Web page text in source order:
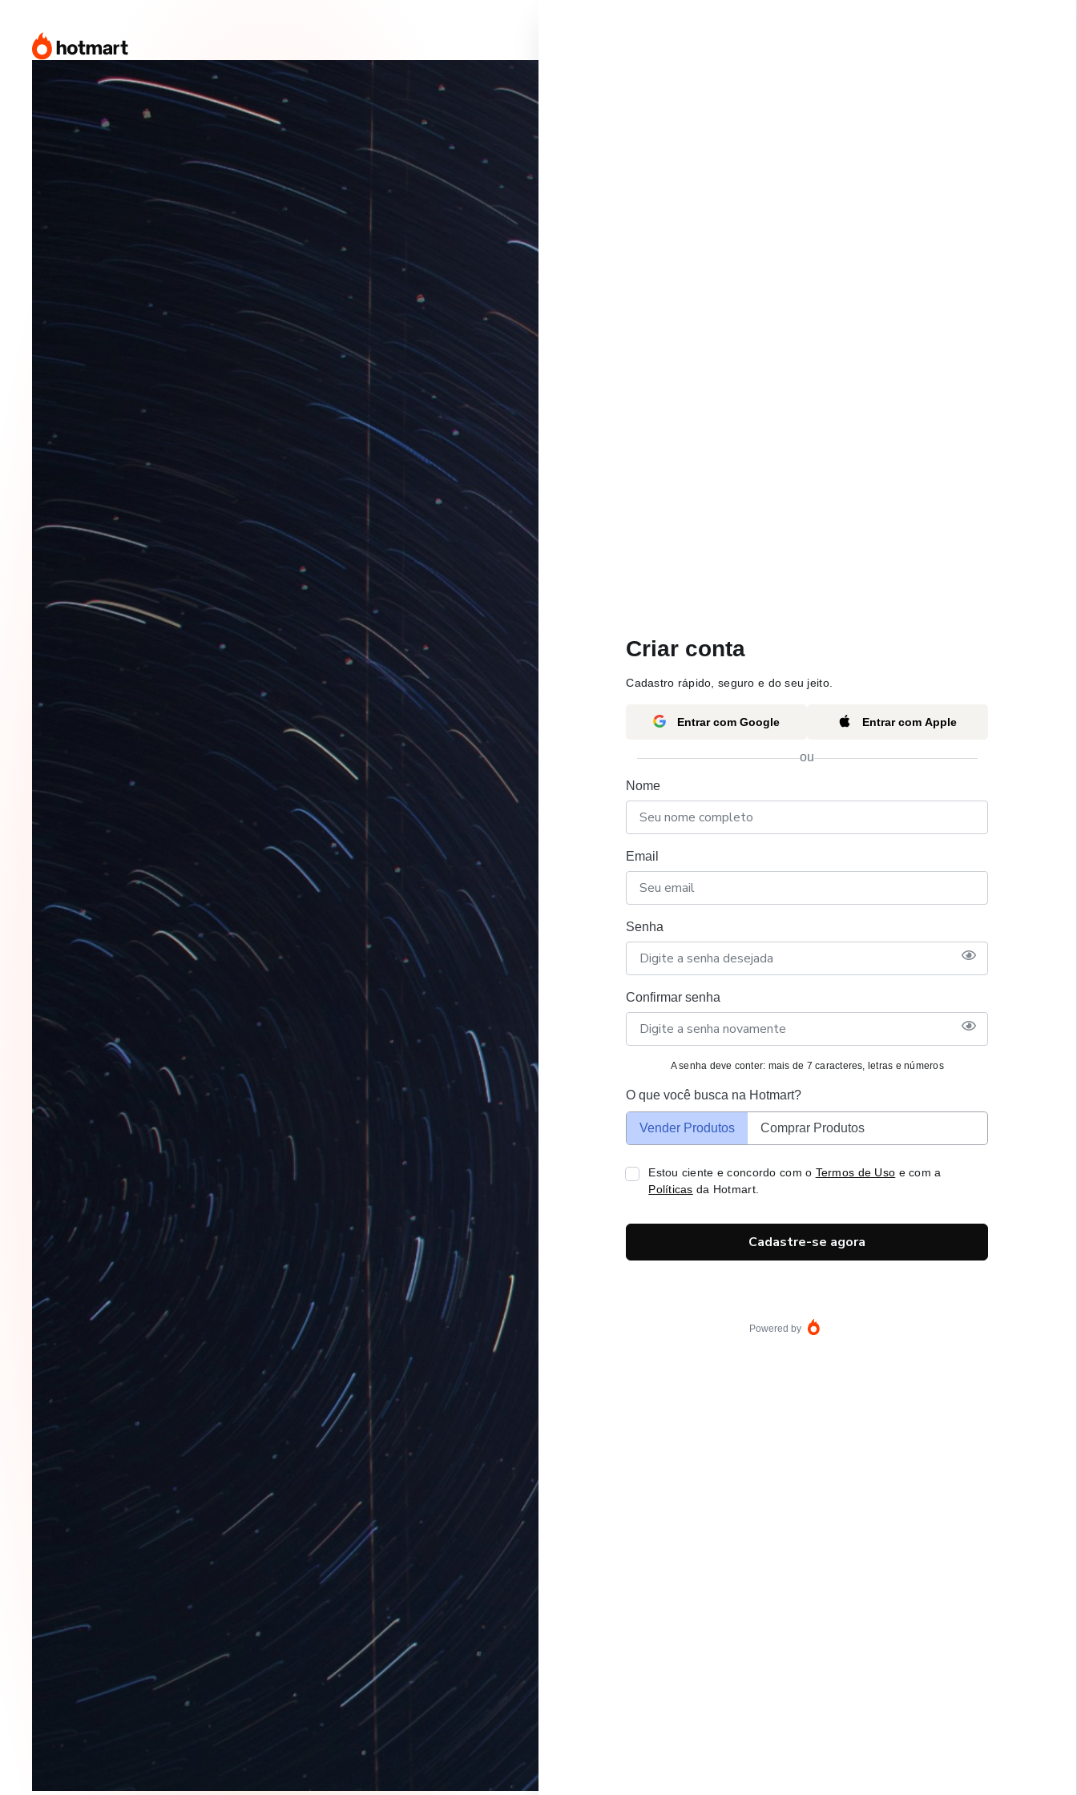
Criar conta
Cadastro rápido, seguro e do seu jeito.
Entrar com Google Entrar com Apple
ou
Nome
Email
Senha
Confirmar senha
A senha deve conter: mais de 7 caracteres, letras e números
O que você busca na Hotmart?
Vender Produtos Comprar Produtos
Estou ciente e concordo com o Termos de Uso e com a
Políticas da Hotmart.
Cadastre-se agora
Powered by